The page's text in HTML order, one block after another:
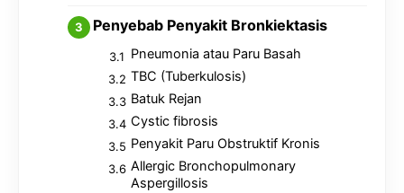
Penyebab Penyakit Bronkiektasis
Pneumonia atau Paru Basah
TBC (Tuberkulosis)
Batuk Rejan
Cystic fibrosis
Penyakit Paru Obstruktif Kronis
Allergic Bronchopulmonary
Aspergillosis